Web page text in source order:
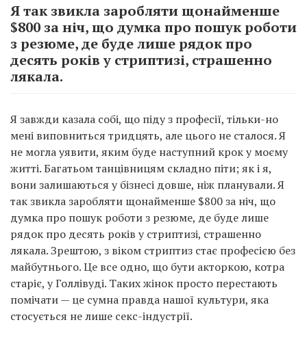
Я так звикла заробляти щонайменше
$800 за ніч, що думка про пошук роботи
з резюме, де буде лише рядок про
десять років у стриптизі, страшенно
лякала.
Я завжди казала собі, що піду з професії, тільки-но
мені виповниться тридцять, але цього не сталося. Я
не могла уявити, яким буде наступний крок у моєму
житті. Багатьом танцівницям складно піти; як і я,
вони залишаються у бізнесі довше, ніж планували. Я
так звикла заробляти щонайменше $800 за ніч, що
думка про пошук роботи з резюме, де буде лише
рядок про десять років у стриптизі, страшенно
лякала. Зрештою, з віком стриптиз стає професією без
майбутнього. Це все одно, що бути акторкою, котра
старіє, у Голлівуді. Таких жінок просто перестають
помічати — це сумна правда нашої культури, яка
стосується не лише секс-індустрії.